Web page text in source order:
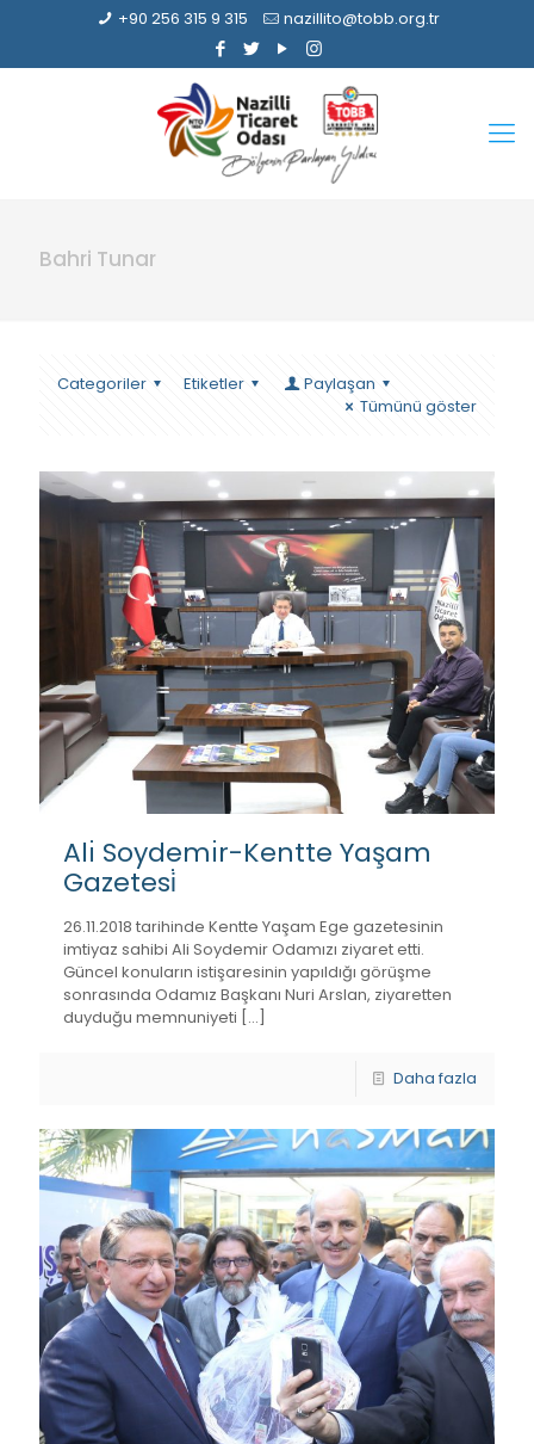
+90 256 315 9 315 nazillito@tobb.org.tr
Bahri Tunar
Categoriler Etiketler
Paylaşan
Tümünü göster
Alı̇ Soydemı̇r-Kentte Yaşam
Gazetesi̇
26.11.2018 tarihinde Kentte Yaşam Ege gazetesinin
imtiyaz sahibi Ali Soydemir Odamızı ziyaret etti.
Güncel konuların istişaresinin yapıldığı görüşme
sonrasında Odamız Başkanı Nuri Arslan, ziyaretten
duyduğu memnuniyeti […]
Daha fazla